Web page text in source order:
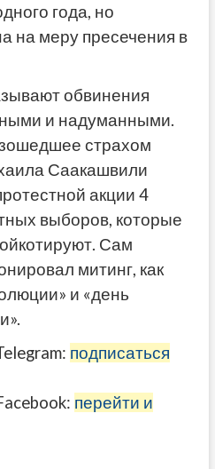
года, но
на меру пресечения в
обвинения
и надуманными.
страхом
Саакашвили
акции 4
выборов, которые
Сам
митинг, как
и «день
подписаться
перейти и